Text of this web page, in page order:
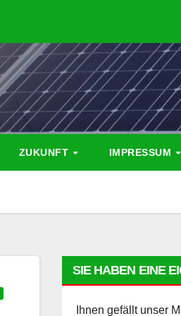
ZUKUNFT IMPRESSUM
SIE HABEN EINE
Ihnen gefällt unser